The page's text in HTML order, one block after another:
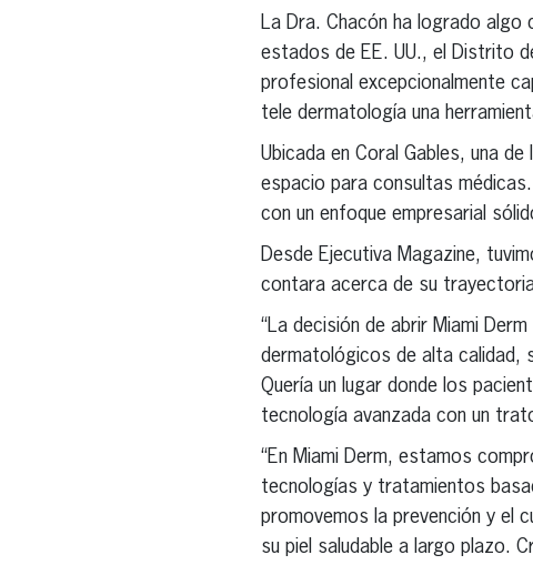
La Dra. Chacón ha logrado
estados de EE. UU., el Distrito
profesional excepcionalmente
tele dermatología una
Ubicada en Coral Gables, una
espacio para consultas
con un enfoque empresarial
Desde Ejecutiva Magazine,
contara acerca de su
“La decisión de abrir Miami
dermatológicos de alta calidad,
Quería un lugar donde los
tecnología avanzada con un
“En Miami Derm, estamos
tecnologías y tratamientos
promovemos la prevención y el
su piel saludable a largo plazo.